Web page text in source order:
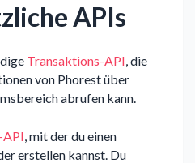
APIs
Transaktions-API, die
von Phorest über
abrufen kann.
API , mit der du einen
erstellen kannst. Du